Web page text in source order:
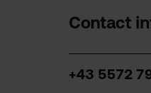
Contact
+43 5572